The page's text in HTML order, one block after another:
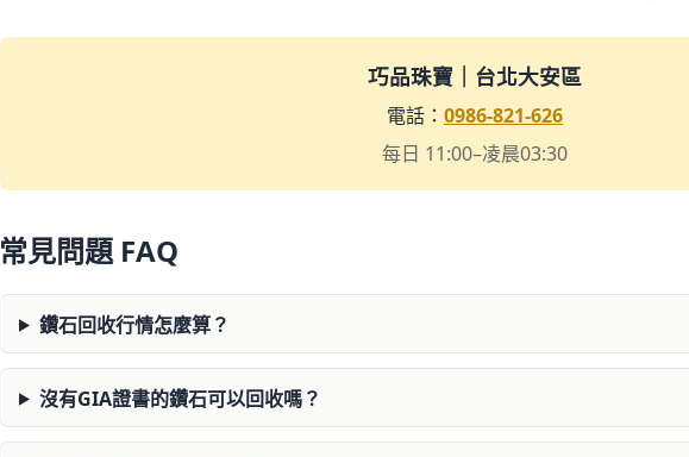
巧品珠寶｜台北大安區
電話： 0986-821-626
每日 11:00–凌晨03:30
常見問題 FAQ
鑽石回收行情怎麼算？
沒有GIA證書的鑽石可以回收嗎？